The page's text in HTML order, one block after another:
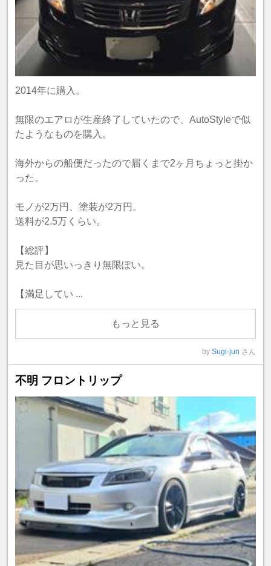
2014年に購入。
無限のエアロが生産終了していたので、AutoStyleで似
たようなものを購入。
海外からの船便だったので届くまで2ヶ月ちょっと掛か
った。
モノが2万円、塗装が2万円。
送料が2.5万くらい。
【総評】
見た目が思いっきり無限ぽい。
【満足してい ...
もっと見る
by Sugi-jun さん
不明 フロントリップ